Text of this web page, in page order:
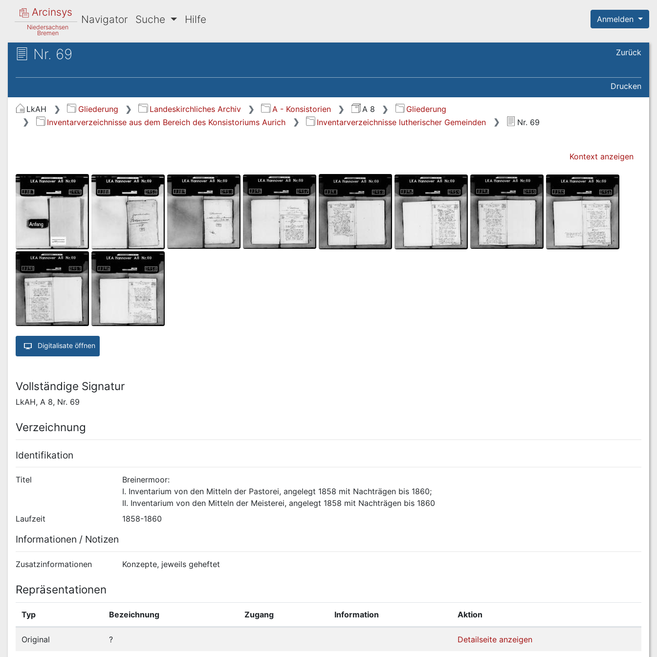
Arcinsys
Niedersachsen
Bremen
Navigator Suche Hilfe Anmelden
Nr. 69 Zurück
Drucken
LkAH Gliederung Landeskirchliches Archiv A - Konsistorien A 8
Gliederung
Inventarverzeichnisse aus dem Bereich des Konsistoriums Aurich
Inventarverzeichnisse lutherischer Gemeinden Nr. 69
Kontext anzeigen
Digitalisate öffnen
Vollständige Signatur
LkAH, A 8, Nr. 69
Verzeichnung
Identifikation
Titel
Breinermoor:
I. Inventarium von den Mitteln der Pastorei, angelegt 1858 mit Nachträgen bis 1860;
II. Inventarium von den Mitteln der Meisterei, angelegt 1858 mit Nachträgen bis 1860
Laufzeit
1858-1860
Informationen / Notizen
Zusatzinformationen Konzepte, jeweils geheftet
Repräsentationen
Typ Bezeichnung Zugang Information Aktion
Original ? Detailseite anzeigen